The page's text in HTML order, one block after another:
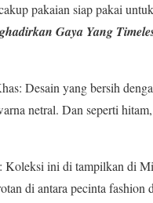
pakaian siap pakai
Gaya Yang
Desain yang bersih
netral. Dan seperti
Koleksi ini di tampilkan di
di antara pecinta fashion